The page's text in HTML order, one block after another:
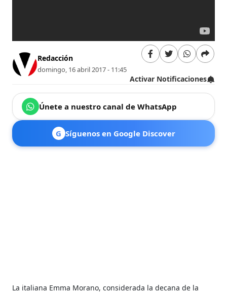
Redacción
domingo, 16 abril 2017 - 11:45
Activar Notificaciones
Únete a nuestro canal de WhatsApp
G Síguenos en Google Discover
La italiana Emma Morano, considerada la decana de la